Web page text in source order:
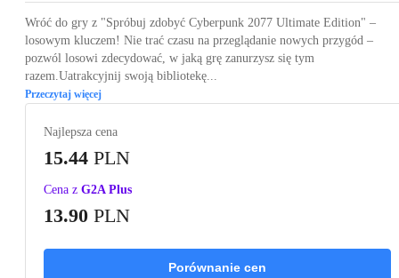
Wróć do gry z "Spróbuj zdobyć Cyberpunk 2077 Ultimate Edition" –
losowym kluczem! Nie trać czasu na przeglądanie nowych przygód –
pozwól losowi zdecydować, w jaką grę zanurzysz się tym
razem.Uatrakcyjnij swoją bibliotekę...
Przeczytaj więcej
Najlepsza cena
15.44 PLN
Cena z G2A Plus
13.90 PLN
Porównanie cen